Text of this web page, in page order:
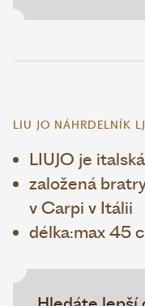
LIU JO NÁHRDELNÍK
LIUJO je
založená
v Carpi v Itálii
délka:max 45